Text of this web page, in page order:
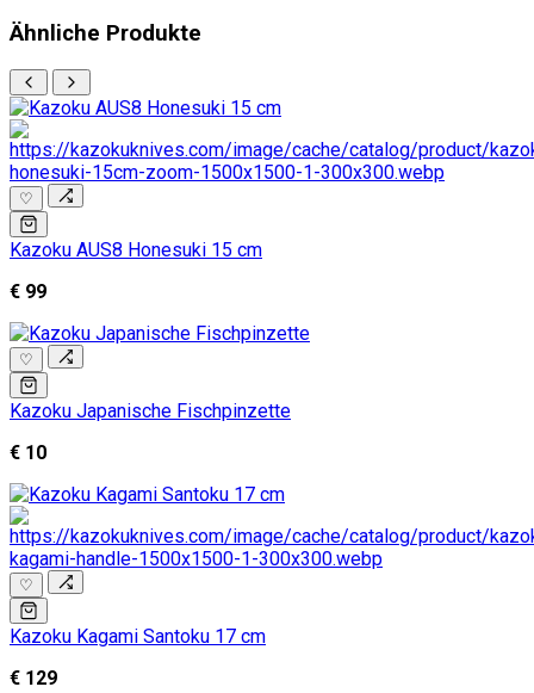
Ähnliche Produkte
♡
Kazoku AUS8 Honesuki 15 cm
€ 99
♡
Kazoku Japanische Fischpinzette
€ 10
♡
Kazoku Kagami Santoku 17 cm
€ 129